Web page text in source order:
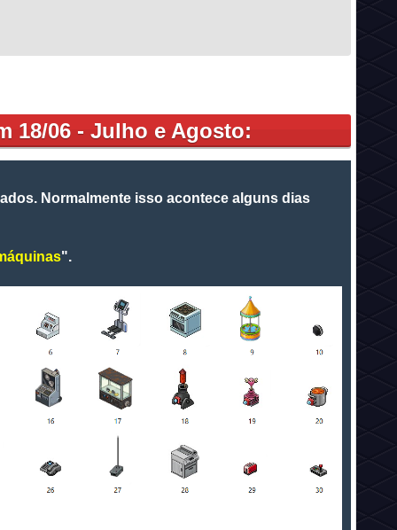
18/06 - Julho e Agosto:
Normalmente isso acontece alguns dias
".